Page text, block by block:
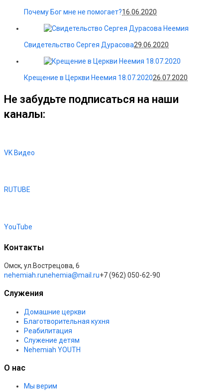
Почему Бог мне не помогает?16.06.2020
Свидетельство Сергея Дурасова29.06.2020
Крещение в Церкви Неемия 18.07.202026.07.2020
Не забудьте подписаться на наши
каналы:
VK Видео
RUTUBE
YouTube
Контакты
Омск, ул.Вострецова, 6
nehemiah.runehemia@mail.ru+7 (962) 050-62-90
Служения
Домашние церкви
Благотворительная кухня
Реабилитация
Служение детям
Nehemiah YOUTH
О нас
Мы верим